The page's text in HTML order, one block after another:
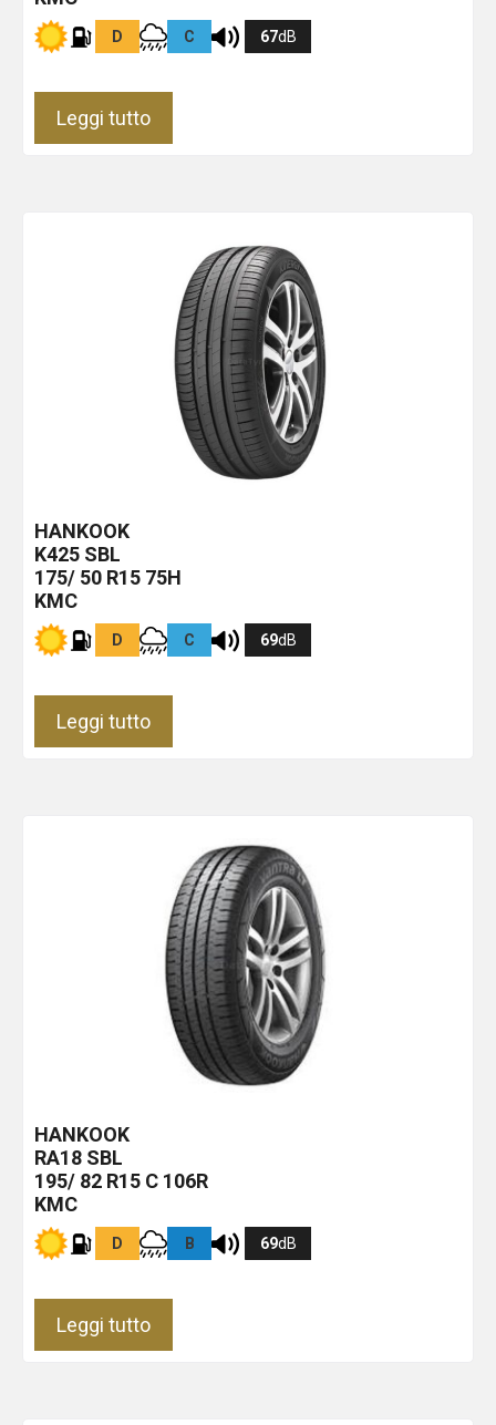
D C 67dB
Leggi tutto
HANKOOK
K425 SBL
175/ 50 R15 75H
KMC
D C 69dB
Leggi tutto
HANKOOK
RA18 SBL
195/ 82 R15 C 106R
KMC
D B 69dB
Leggi tutto